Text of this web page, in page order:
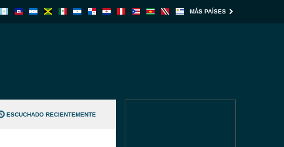
MÁS PAÍSES
ESCUCHADO RECIENTEMENTE